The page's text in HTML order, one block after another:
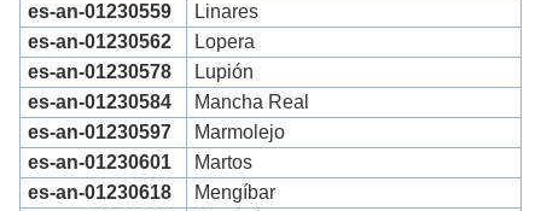
es-an-01230559
Linares
es-an-01230562
Lopera
es-an-01230578
Lupión
es-an-01230584
Mancha Real
es-an-01230597
Marmolejo
es-an-01230601
Martos
es-an-01230618
Mengíbar